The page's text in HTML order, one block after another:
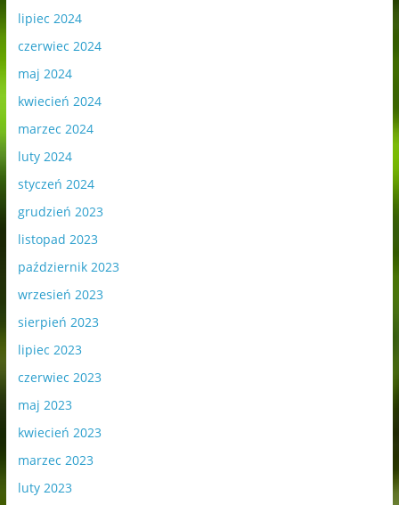
lipiec 2024
czerwiec 2024
maj 2024
kwiecień 2024
marzec 2024
luty 2024
styczeń 2024
grudzień 2023
listopad 2023
październik 2023
wrzesień 2023
sierpień 2023
lipiec 2023
czerwiec 2023
maj 2023
kwiecień 2023
marzec 2023
luty 2023